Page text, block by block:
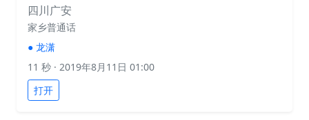
四川广安
家乡普通话
● 龙潇
11 秒 · 2019年8月11日 01:00
打开